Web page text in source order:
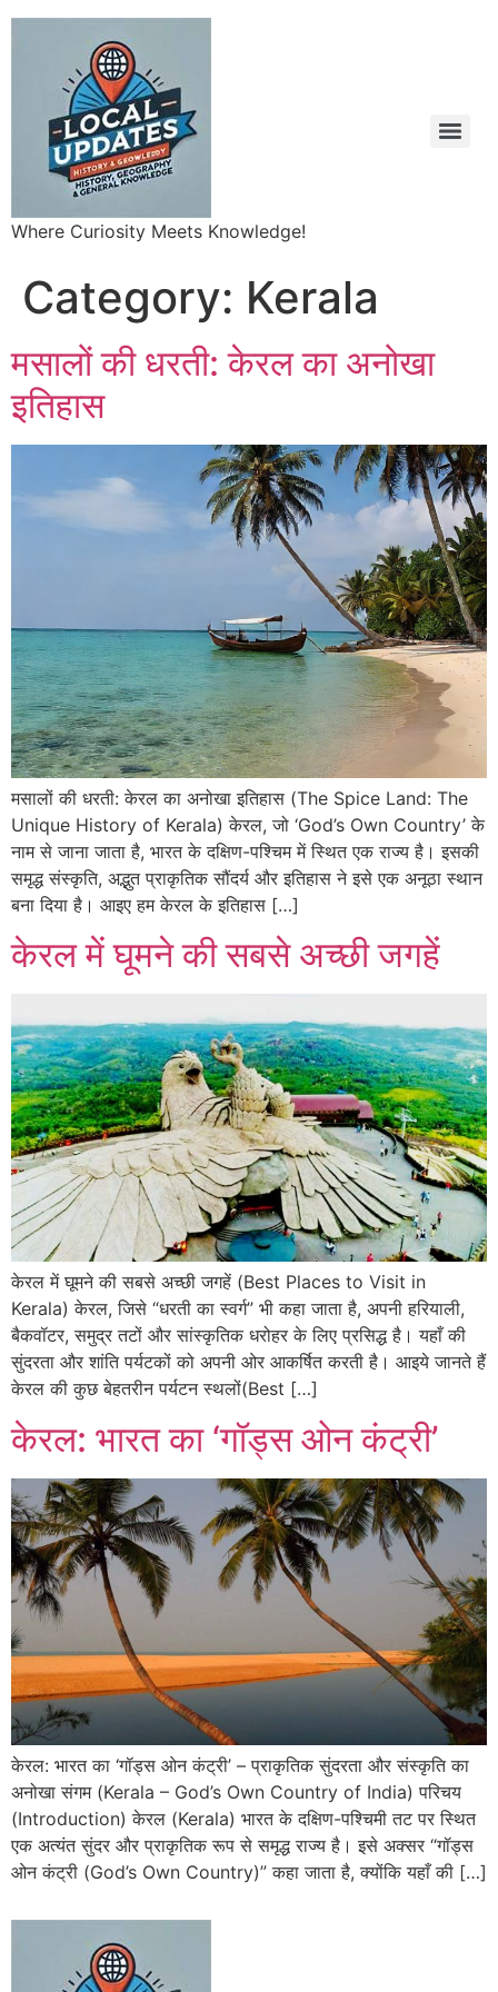
Where Curiosity Meets Knowledge!
Category: Kerala
मसालों की धरती: केरल का अनोखा
इतिहास
मसालों की धरती: केरल का अनोखा इतिहास (The Spice Land: The
Unique History of Kerala) केरल, जो ‘God’s Own Country’ के
नाम से जाना जाता है, भारत के दक्षिण-पश्चिम में स्थित एक राज्य है। इसकी
समृद्ध संस्कृति, अद्भुत प्राकृतिक सौंदर्य और इतिहास ने इसे एक अनूठा स्थान
बना दिया है। आइए हम केरल के इतिहास […]
केरल में घूमने की सबसे अच्छी जगहें
केरल में घूमने की सबसे अच्छी जगहें (Best Places to Visit in
Kerala) केरल, जिसे “धरती का स्वर्ग” भी कहा जाता है, अपनी हरियाली,
बैकवॉटर, समुद्र तटों और सांस्कृतिक धरोहर के लिए प्रसिद्ध है। यहाँ की
सुंदरता और शांति पर्यटकों को अपनी ओर आकर्षित करती है। आइये जानते हैं
केरल की कुछ बेहतरीन पर्यटन स्थलों(Best […]
केरल: भारत का ‘गॉड्स ओन कंट्री’
केरल: भारत का ‘गॉड्स ओन कंट्री’ – प्राकृतिक सुंदरता और संस्कृति का
अनोखा संगम (Kerala – God’s Own Country of India) परिचय
(Introduction) केरल (Kerala) भारत के दक्षिण-पश्चिमी तट पर स्थित
एक अत्यंत सुंदर और प्राकृतिक रूप से समृद्ध राज्य है। इसे अक्सर “गॉड्स
ओन कंट्री (God’s Own Country)” कहा जाता है, क्योंकि यहाँ की […]